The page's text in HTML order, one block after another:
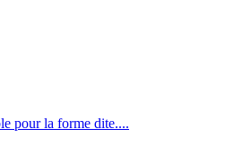
pour la forme dite....